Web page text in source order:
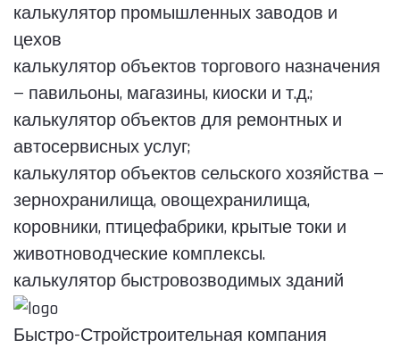
калькулятор промышленных заводов и
цехов
калькулятор объектов торгового назначения
— павильоны, магазины, киоски и т.д.;
калькулятор объектов для ремонтных и
автосервисных услуг;
калькулятор объектов сельского хозяйства —
зернохранилища, овощехранилища,
коровники, птицефабрики, крытые токи и
животноводческие комплексы.
калькулятор быстровозводимых зданий
Быстро-Стройстроительная компания